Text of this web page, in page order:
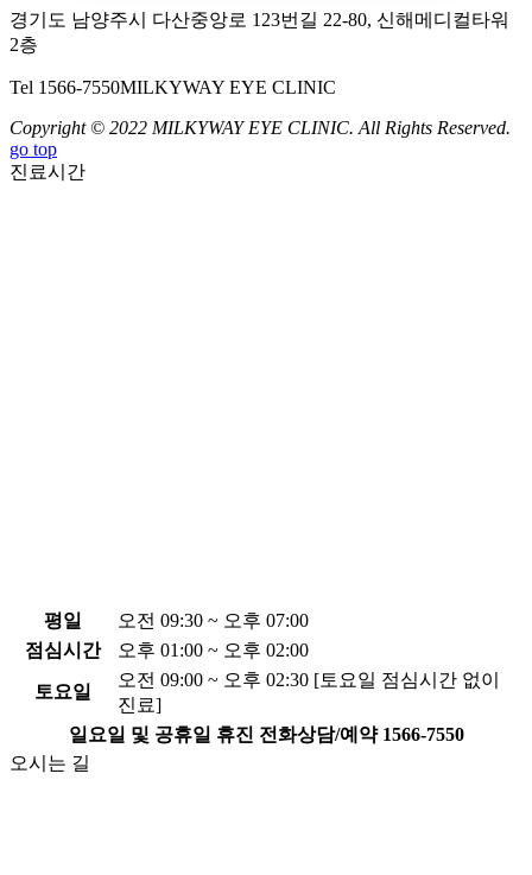
경기도 남양주시 다산중앙로 123번길 22-80, 신해메디컬타워
2층
Tel 1566-7550MILKYWAY EYE CLINIC
Copyright © 2022 MILKYWAY EYE CLINIC. All Rights Reserved.
go top
진료시간
평일
오전 09:30 ~ 오후 07:00
점심시간
오후 01:00 ~ 오후 02:00
토요일
오전 09:00 ~ 오후 02:30 [토요일 점심시간 없이
진료]
일요일 및 공휴일 휴진 전화상담/예약 1566-7550
오시는 길